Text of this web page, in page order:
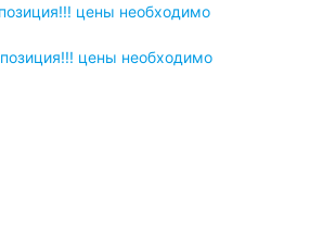
цены необходимо
позиция!!! цены необходимо